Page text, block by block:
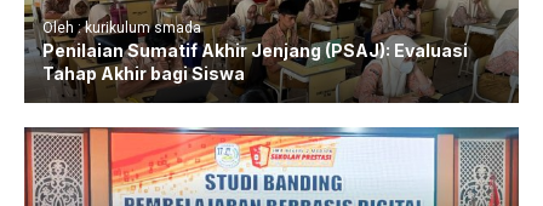
Oleh : kurikulum smada
Penilaian Sumatif Akhir Jenjang (PSAJ): Evaluasi
Tahap Akhir bagi Siswa